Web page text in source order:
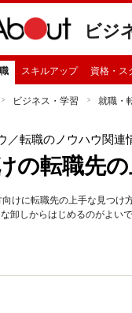
ビジ
スキルアップ 資格・ス
ビジネス・学習 就職・
／転職のノウハウ関連
の転職先
けに転職先の上手な見つけ
卸しからはじめるのがよいで